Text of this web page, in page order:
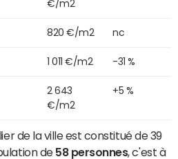
€/m2
820 €/m2 nc
1 011 €/m2 -31 %
2 643
€/m2
+5 %
de la ville est constitué de 39
de 58 personnes, c'est à